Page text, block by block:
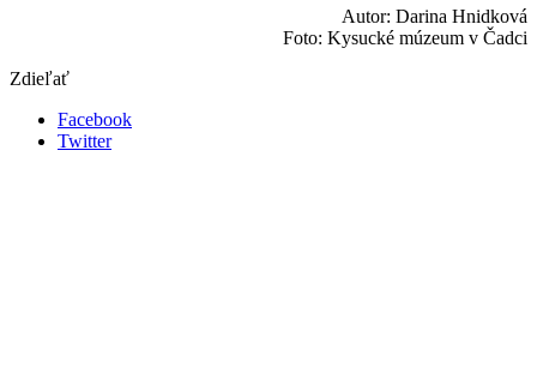
Autor: Darina Hnidková
Foto: Kysucké múzeum v Čadci
Zdieľať
Facebook
Twitter